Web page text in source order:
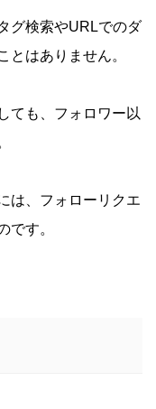
グ検索やURLでのダ
とはありません。
ても、フォロワー以
は、フォローリクエ
です。